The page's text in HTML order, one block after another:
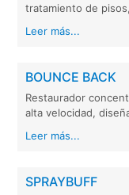
tratamiento de
Leer más...
BOUNCE BACK
Restaurador
alta velocidad,
Leer más...
SPRAYBUFF